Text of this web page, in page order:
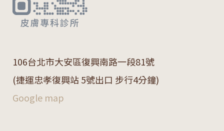
106台北市大安區復興南路一段81號
(捷運忠孝復興站 5號出口 步行4分鐘)
Google map